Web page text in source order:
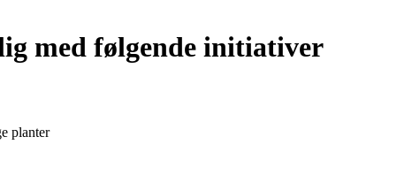
med følgende initiativer
planter